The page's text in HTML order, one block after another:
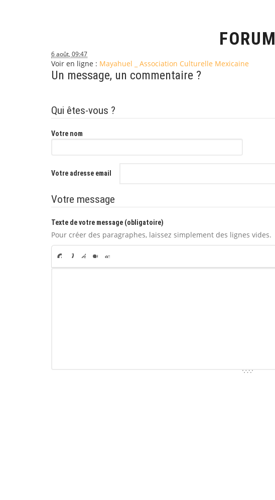
FORUM
6 août, 09:47
Voir en ligne : Mayahuel _ Association Culturelle Mexicaine
Un message, un commentaire ?
Qui êtes-vous ?
Votre nom
Votre adresse email
Votre message
Texte de votre message (obligatoire)
Pour créer des paragraphes, laissez simplement des lignes vides.